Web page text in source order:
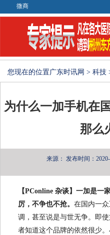
微商
您现在的位置广东时讯网 > 科技
为什么一加手机在
那么
来源： 发布时间：
【PConline 杂谈】一加是一
厉，不争也不抢。 在国内一
调，甚至说是与世无争。即
者知道这个品牌的依然很少